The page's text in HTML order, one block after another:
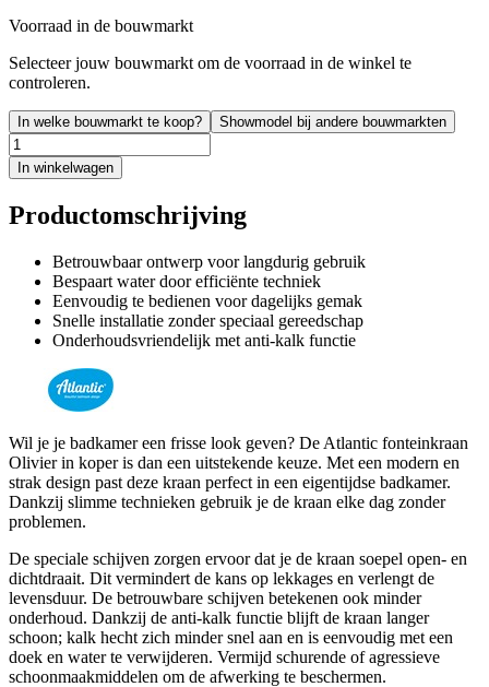
Voorraad in de bouwmarkt
Selecteer jouw bouwmarkt om de voorraad in de winkel te
controleren.
In welke bouwmarkt te koop? Showmodel bij andere bouwmarkten
In winkelwagen
Productomschrijving
Betrouwbaar ontwerp voor langdurig gebruik
Bespaart water door efficiënte techniek
Eenvoudig te bedienen voor dagelijks gemak
Snelle installatie zonder speciaal gereedschap
Onderhoudsvriendelijk met anti-kalk functie
Wil je je badkamer een frisse look geven? De Atlantic fonteinkraan
Olivier in koper is dan een uitstekende keuze. Met een modern en
strak design past deze kraan perfect in een eigentijdse badkamer.
Dankzij slimme technieken gebruik je de kraan elke dag zonder
problemen.
De speciale schijven zorgen ervoor dat je de kraan soepel open- en
dichtdraait. Dit vermindert de kans op lekkages en verlengt de
levensduur. De betrouwbare schijven betekenen ook minder
onderhoud. Dankzij de anti-kalk functie blijft de kraan langer
schoon; kalk hecht zich minder snel aan en is eenvoudig met een
doek en water te verwijderen. Vermijd schurende of agressieve
schoonmaakmiddelen om de afwerking te beschermen.